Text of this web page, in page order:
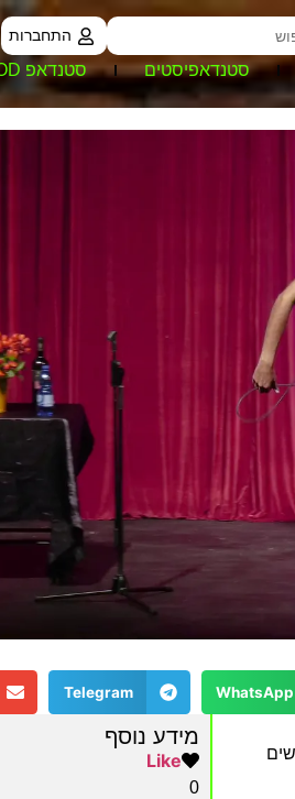
התחברות
סטנדאפיסטים סטנדאפ VOD
WhatsApp
Telegram
מידע נוסף
Like
0